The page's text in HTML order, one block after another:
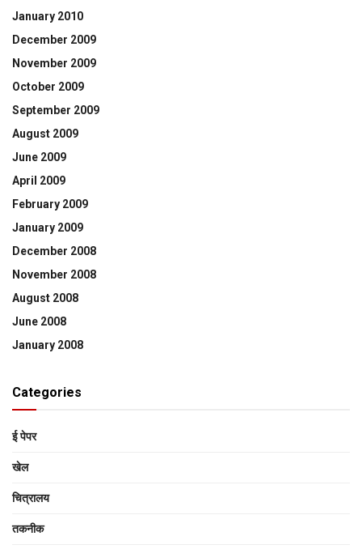
January 2010
December 2009
November 2009
October 2009
September 2009
August 2009
June 2009
April 2009
February 2009
January 2009
December 2008
November 2008
August 2008
June 2008
January 2008
Categories
ई पेपर
खेल
चित्रालय
तकनीक